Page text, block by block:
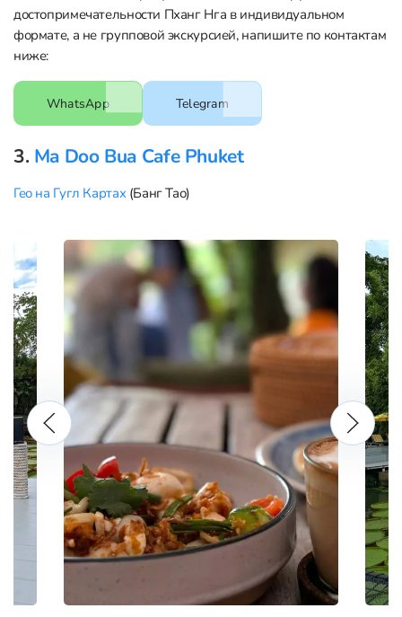
достопримечательности Пханг Нга в индивидуальном
формате, а не групповой экскурсией, напишите по контактам
ниже:
WhatsApp Telegram
3. Ma Doo Bua Cafe Phuket
Гео на Гугл Картах(Банг Тао)